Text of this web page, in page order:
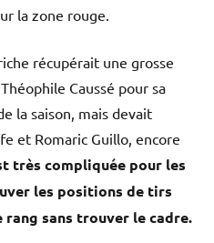
la zone rouge.
récupérait une grosse
Caussé pour sa
la saison, mais devait
et Romaric Guillo, encore
très compliquée pour les
les positions de tirs
sans trouver le cadre.